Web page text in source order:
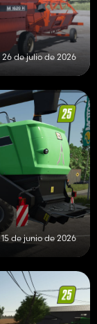
26 de julio de 2026
15 de junio de 2026